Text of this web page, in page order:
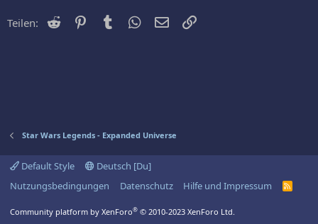
Teilen: Reddit PinterestTumblr WhatsApp
E-Mail
Star Wars Legends - Expanded Universe
Default Style
Deutsch [Du]
Nutzungsbedingungen
Datenschutz Hilfe und Impressum
R
Community platform by XenForo® © 2010-2023 XenForo Ltd.